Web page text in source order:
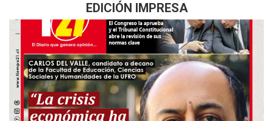
EDICIÓN IMPRESA